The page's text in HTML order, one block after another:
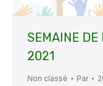
SEMAINE DE
2021
Non classé Par